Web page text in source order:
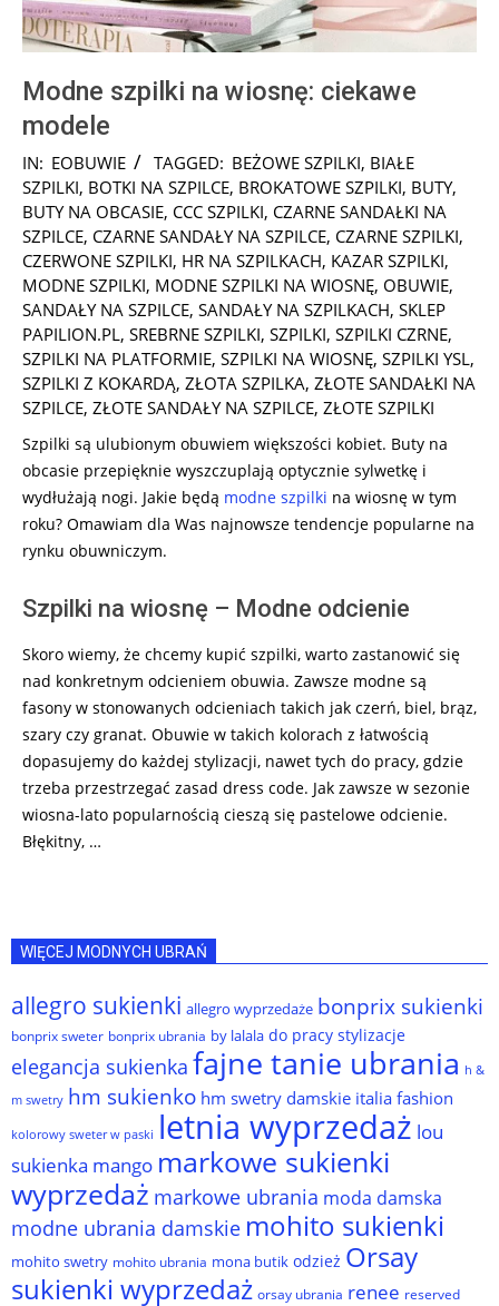
Modne szpilki na wiosnę: ciekawe
modele
2025-
01-
27
IN: EOBUWIE TAGGED: BEŻOWE SZPILKI, BIAŁE
SZPILKI, BOTKI NA SZPILCE, BROKATOWE SZPILKI, BUTY,
BUTY NA OBCASIE, CCC SZPILKI, CZARNE SANDAŁKI NA
SZPILCE, CZARNE SANDAŁY NA SZPILCE, CZARNE SZPILKI,
CZERWONE SZPILKI, HR NA SZPILKACH, KAZAR SZPILKI,
MODNE SZPILKI, MODNE SZPILKI NA WIOSNĘ, OBUWIE,
SANDAŁY NA SZPILCE, SANDAŁY NA SZPILKACH, SKLEP
PAPILION.PL, SREBRNE SZPILKI, SZPILKI, SZPILKI CZRNE,
SZPILKI NA PLATFORMIE, SZPILKI NA WIOSNĘ, SZPILKI YSL,
SZPILKI Z KOKARDĄ, ZŁOTA SZPILKA, ZŁOTE SANDAŁKI NA
SZPILCE, ZŁOTE SANDAŁY NA SZPILCE, ZŁOTE SZPILKI
Szpilki są ulubionym obuwiem większości kobiet. Buty na
obcasie przepięknie wyszczuplają optycznie sylwetkę i
wydłużają nogi. Jakie będą modne szpilki na wiosnę w tym
roku? Omawiam dla Was najnowsze tendencje popularne na
rynku obuwniczym.
Szpilki na wiosnę – Modne odcienie
Skoro wiemy, że chcemy kupić szpilki, warto zastanowić się
nad konkretnym odcieniem obuwia. Zawsze modne są
fasony w stonowanych odcieniach takich jak czerń, biel, brąz,
szary czy granat. Obuwie w takich kolorach z łatwością
dopasujemy do każdej stylizacji, nawet tych do pracy, gdzie
trzeba przestrzegać zasad dress code. Jak zawsze w sezonie
wiosna-lato popularnością cieszą się pastelowe odcienie.
Błękitny, …
WIĘCEJ MODNYCH UBRAŃ
allegro sukienki allegro wyprzedaże bonprix sukienki
bonprix sweter bonprix ubrania by lalala do pracy stylizacje
elegancja sukienka fajne tanie ubrania h &
m swetry hm sukienko hm swetry damskie italia fashion
kolorowy sweter w paski letnia wyprzedaż lou
sukienka mango markowe sukienki
wyprzedaż markowe ubrania moda damska
modne ubrania damskie mohito sukienki
mohito swetry mohito ubrania mona butik odzież Orsay
sukienki wyprzedaż orsay ubrania renee reserved